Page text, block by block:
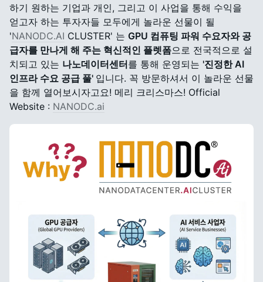
하기 원하는 기업과 개인, 그리고 이 사업을 통해 수익을
얻고자 하는 투자자들 모두에게 놀라운 선물이 될
'NANODC.AI CLUSTER' 는 GPU 컴퓨팅 파워 수요자와 공
급자를 만나게 해 주는 혁신적인 플렛폼으로 전국적으로 설
치되고 있는 나노데이터센터를 통해 운영되는 '진정한 AI
인프라 수요 공급 풀' 입니다. 꼭 방문하셔서 이 놀라운 선물
을 함께 열어보시자고요! 메리 크리스마스! Official
Website : NANODC.ai